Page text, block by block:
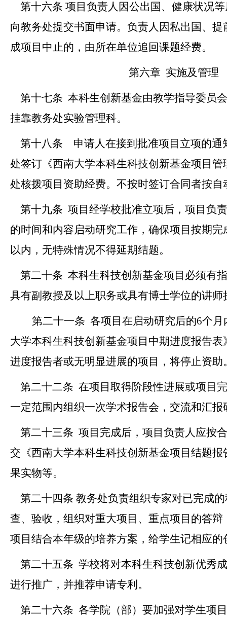
第十六条 项目负责人因公出国、健康状况
向教务处提交书面申请。负责人因私出国、
成项目中止的，由所在单位追回课题经费。
第六章 实施及管理
第十七条 本科生创新基金由教学指导委员
挂靠教务处实验管理科。
第十八条 申请人在接到批准项目立项的通
处签订《西南大学本科生科技创新基金项目
处核拨项目资助经费。不按时签订合同者按自
第十九条 项目经学校批准立项后，项目负
的时间和内容启动研究工作，确保项目按期
以内， 无特殊情况不得延期结题。
第二十条 本科生科技创新基金项目必须有
具有副教授及以上职务或具有博士学位的讲师
第二十一条 各项目在启动研究后的6个月
大学本科生科技创新基金项目中期进度报告
进度报告者或无明显进展的项目，将停止资助
第二十二条 在项目取得阶段性进展或项目
一定范围内组织一次学术报告会，交流和汇报
第二十三条 项目完成后，项目负责人应按
交《西南大学本科生科技创新基金项目结题报
果实物等。
第二十四条 教务处负责组织专家对已完成
查、验收，组织对重大项目、重点项目的答
项目结合本年级的培养方案，给学生记相应的
第二十五条 学校将对本科生科技创新优秀
进行推广，并推荐申请专利。
第二十六条 各学院 （部）要加强对学生项